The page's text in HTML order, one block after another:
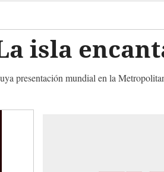
isla
presentación mundial en la